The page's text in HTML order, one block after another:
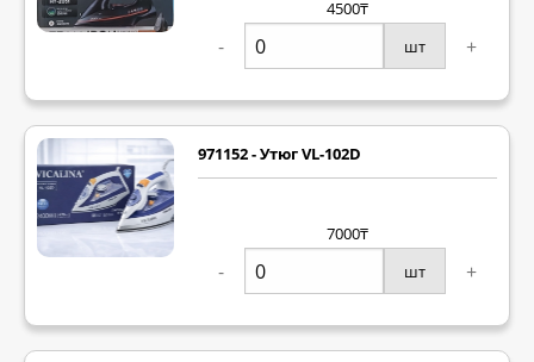
4500₸
- шт +
971152 - Утюг VL-102D
7000₸
- шт +